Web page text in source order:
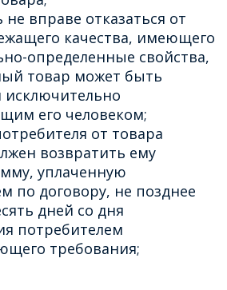
вправе отказаться от
качества, имеющего
определенные свойства,
товар может быть
исключительно
его человеком;
от товара
возвратить ему
уплаченную
по договору, не позднее
дней со дня
потребителем
требования;